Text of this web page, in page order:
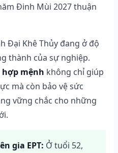
Đinh Mùi 2027 thuận
Đại Khê Thủy đang ở độ
thành của sự nghiệp.
mệnh không chỉ giúp
mà còn bảo vệ sức
vững chắc cho những
gia EPT: Ở tuổi 52,